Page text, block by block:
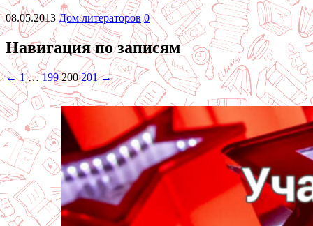
08.05.2013 Дом литераторов 0
Навигация по записям
← 1 … 199 200 201 →